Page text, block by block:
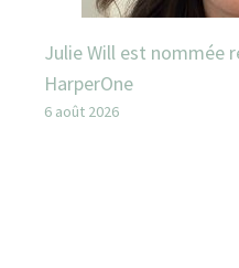
Julie Will est nommée
HarperOne
6 août 2026